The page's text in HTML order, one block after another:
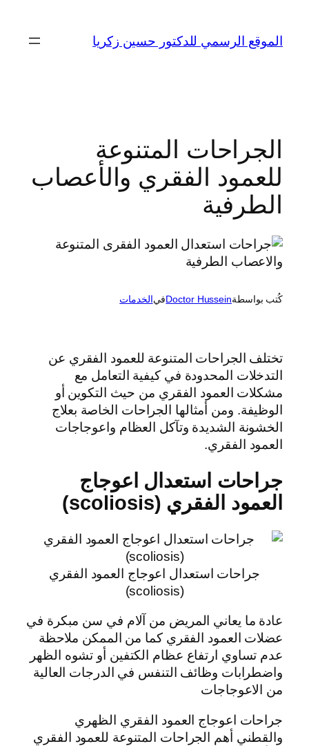
المحتوى
الموقع الرسمي للدكتور حسين زكريا
الجراحات المتنوعة
للعمود الفقري والأعصاب
الطرفية
كُتب بواسطةDoctor Husseinفيالخدمات
تختلف الجراحات المتنوعة للعمود الفقري عن
التدخلات المحدودة في كيفية التعامل مع
مشكلات العمود الفقري من حيث التكوين أو
الوظيفة. ومن أمثالها الجراحات الخاصة بعلاج
الخشونة الشديدة وتآكل العظام واعوجاجات
العمود الفقري.
جراحات استعدال اعوجاج
العمود الفقري (scoliosis)
جراحات استعدال اعوجاج العمود الفقري
(scoliosis)
عادة ما يعاني المريض من آلام في سن مبكرة في
عضلات العمود الفقري كما من الممكن ملاحظة
عدم تساوي ارتفاع عظام الكتفين أو تشوه الظهر
واضطرابات وظائف التنفس في الدرجات العالية
من الاعوجاجات
جراحات اعوجاج العمود الفقري الظهري
والقطني أهم الجراحات المتنوعة للعمود الفقري